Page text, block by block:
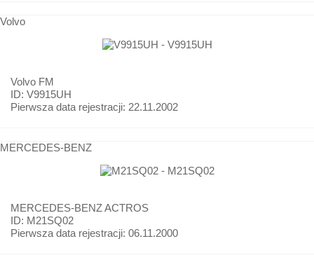
Volvo
Volvo FM
ID: V9915UH
Pierwsza data rejestracji: 22.11.2002
MERCEDES-BENZ
MERCEDES-BENZACTROS
ID: M21SQ02
Pierwsza data rejestracji: 06.11.2000